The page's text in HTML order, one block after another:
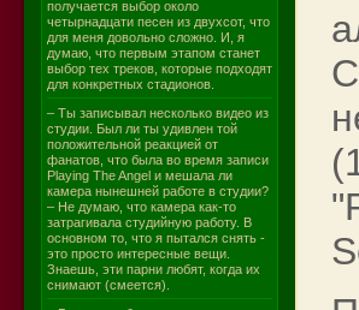
получается выбор около
четырнадцати песен из двухсот, что
для меня довольно сложно. И, я
думаю, что первым этапом станет
выбор тех треков, которые подходят
для конкретных стадионов.
– Ты записывал несколько видео из
студии. Был ли ты удивлен той
положительной реакцией от
фанатов, что была во время записи
Playing The Angel и мешала ли
камера нынешней работе в студии?
– Не думаю, что камера как-то
затрагивала студийную работу. В
основном то, что я пытался снять -
это просто интересные вещи.
Знаешь, эти парни любят, когда их
снимают (смеется).